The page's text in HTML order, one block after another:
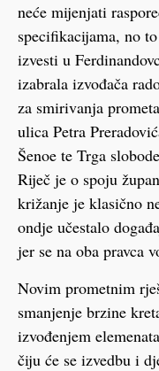
neće mijenjati
specifikacijama, no
izvesti u
izabrala izvođača
za smirivanja
ulica Petra
Šenoe te Trga
Riječ je o spoju
križanje je klasično
ondje učestalo
jer se na oba pravca
Novim prometnim
smanjenje brzine
izvođenjem
čiju će se izvedbu i